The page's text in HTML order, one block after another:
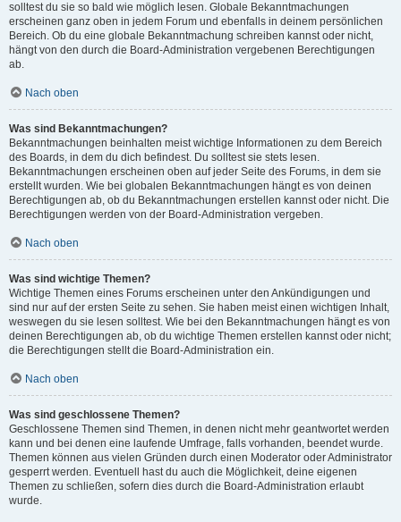
solltest du sie so bald wie möglich lesen. Globale Bekanntmachungen
erscheinen ganz oben in jedem Forum und ebenfalls in deinem persönlichen
Bereich. Ob du eine globale Bekanntmachung schreiben kannst oder nicht,
hängt von den durch die Board-Administration vergebenen Berechtigungen
ab.
Nach oben
Was sind Bekanntmachungen?
Bekanntmachungen beinhalten meist wichtige Informationen zu dem Bereich
des Boards, in dem du dich befindest. Du solltest sie stets lesen.
Bekanntmachungen erscheinen oben auf jeder Seite des Forums, in dem sie
erstellt wurden. Wie bei globalen Bekanntmachungen hängt es von deinen
Berechtigungen ab, ob du Bekanntmachungen erstellen kannst oder nicht. Die
Berechtigungen werden von der Board-Administration vergeben.
Nach oben
Was sind wichtige Themen?
Wichtige Themen eines Forums erscheinen unter den Ankündigungen und
sind nur auf der ersten Seite zu sehen. Sie haben meist einen wichtigen Inhalt,
weswegen du sie lesen solltest. Wie bei den Bekanntmachungen hängt es von
deinen Berechtigungen ab, ob du wichtige Themen erstellen kannst oder nicht;
die Berechtigungen stellt die Board-Administration ein.
Nach oben
Was sind geschlossene Themen?
Geschlossene Themen sind Themen, in denen nicht mehr geantwortet werden
kann und bei denen eine laufende Umfrage, falls vorhanden, beendet wurde.
Themen können aus vielen Gründen durch einen Moderator oder Administrator
gesperrt werden. Eventuell hast du auch die Möglichkeit, deine eigenen
Themen zu schließen, sofern dies durch die Board-Administration erlaubt
wurde.